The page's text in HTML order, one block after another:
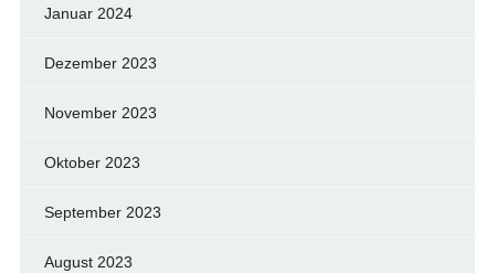
Januar 2024
Dezember 2023
November 2023
Oktober 2023
September 2023
August 2023